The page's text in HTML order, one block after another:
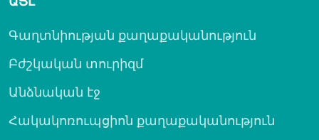
Գաղտնիության քաղաքականություն
Բժշկական տուրիզմ
Անձնական էջ
Հակակոռուպցիոն քաղաքականություն